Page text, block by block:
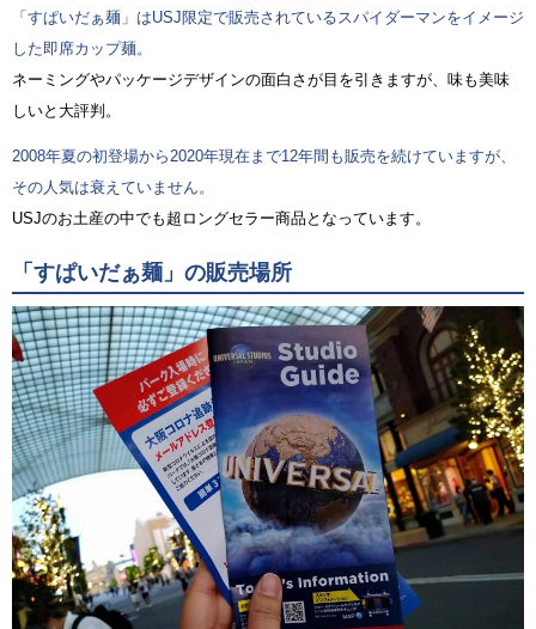
「すぱいだぁ麺」はUSJ限定で販売されているスパイダーマンをイメージ
した即席カップ麺。
ネーミングやパッケージデザインの面白さが目を引きますが、味も美味
しいと大評判。
2008年夏の初登場から2020年現在まで12年間も販売を続けていますが、
その人気は衰えていません。
USJのお土産の中でも超ロングセラー商品となっています。
「すぱいだぁ麺」の販売場所